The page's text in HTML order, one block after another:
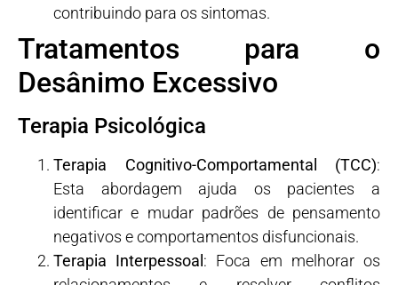
contribuindo para os sintomas.
Tratamentos para o
Desânimo Excessivo
Terapia Psicológica
Terapia Cognitivo-Comportamental (TCC):
Esta abordagem ajuda os pacientes a
identificar e mudar padrões de pensamento
negativos e comportamentos disfuncionais.
Terapia Interpessoal : Foca em melhorar os